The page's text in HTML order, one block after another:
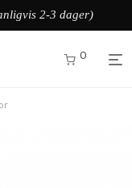
2-3 dager)
0